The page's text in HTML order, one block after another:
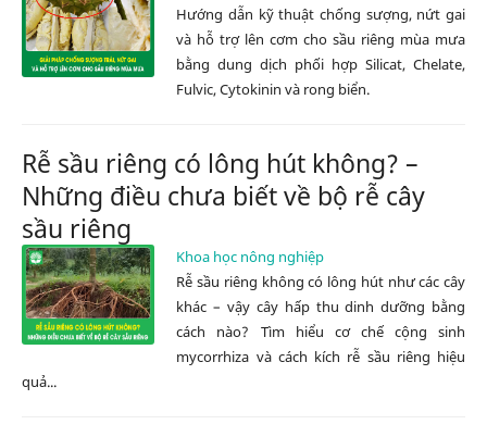
Hướng dẫn kỹ thuật chống sượng, nứt gai
và hỗ trợ lên cơm cho sầu riêng mùa mưa
bằng dung dịch phối hợp Silicat, Chelate,
Fulvic, Cytokinin và rong biển.
Rễ sầu riêng có lông hút không? –
Những điều chưa biết về bộ rễ cây
sầu riêng
Khoa học nông nghiệp
Rễ sầu riêng không có lông hút như các cây
khác – vậy cây hấp thu dinh dưỡng bằng
cách nào? Tìm hiểu cơ chế cộng sinh
mycorrhiza và cách kích rễ sầu riêng hiệu
quả...